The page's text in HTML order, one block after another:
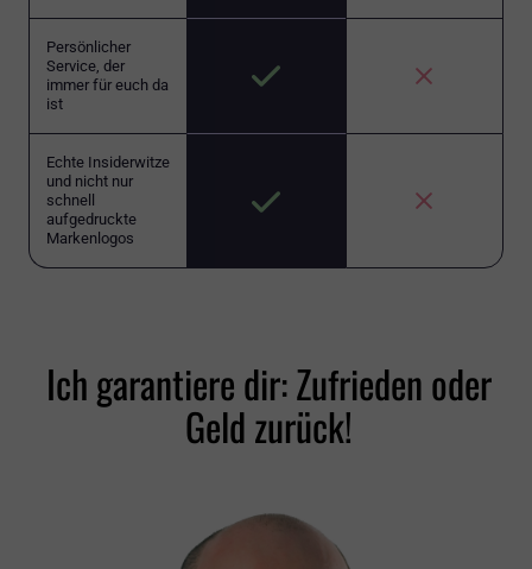
Persönlicher
Service, der
immer für euch da
ist
Echte Insiderwitze
und nicht nur
schnell
aufgedruckte
Markenlogos
Ich garantiere dir: Zufrieden oder
Geld zurück!